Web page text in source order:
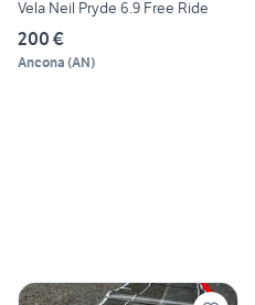
Vela Neil Pryde 6.9 Free Ride
200 €
Ancona (AN)